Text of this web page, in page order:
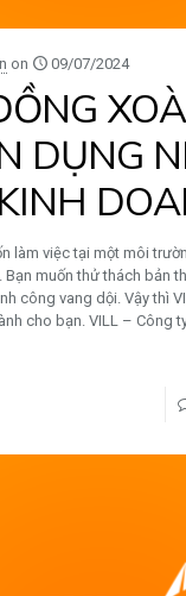
on 09/07/2024
DỤNG
làm việc tại một môi
Bạn muốn thử thách bản
công vang dội. Vậy thì
cho bạn. VILL – Công